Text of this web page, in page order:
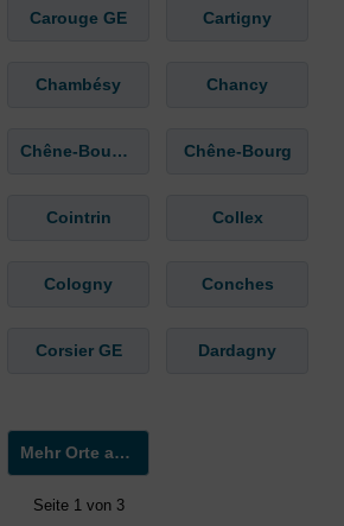
Carouge GE Cartigny
Chambésy Chancy
Chêne-Bougeries Chêne-Bourg
Cointrin Collex
Cologny Conches
Corsier GE Dardagny
Mehr Orte anzeigen »
Seite 1 von 3